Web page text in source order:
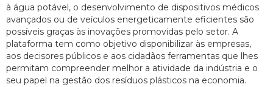
à água potável, o desenvolvimento de dispositivos médicos
avançados ou de veículos energeticamente eficientes são
possíveis graças às inovações promovidas pelo setor. A
plataforma tem como objetivo disponibilizar às empresas,
aos decisores públicos e aos cidadãos ferramentas que lhes
permitam compreender melhor a atividade da indústria e o
seu papel na gestão dos resíduos plásticos na economia.